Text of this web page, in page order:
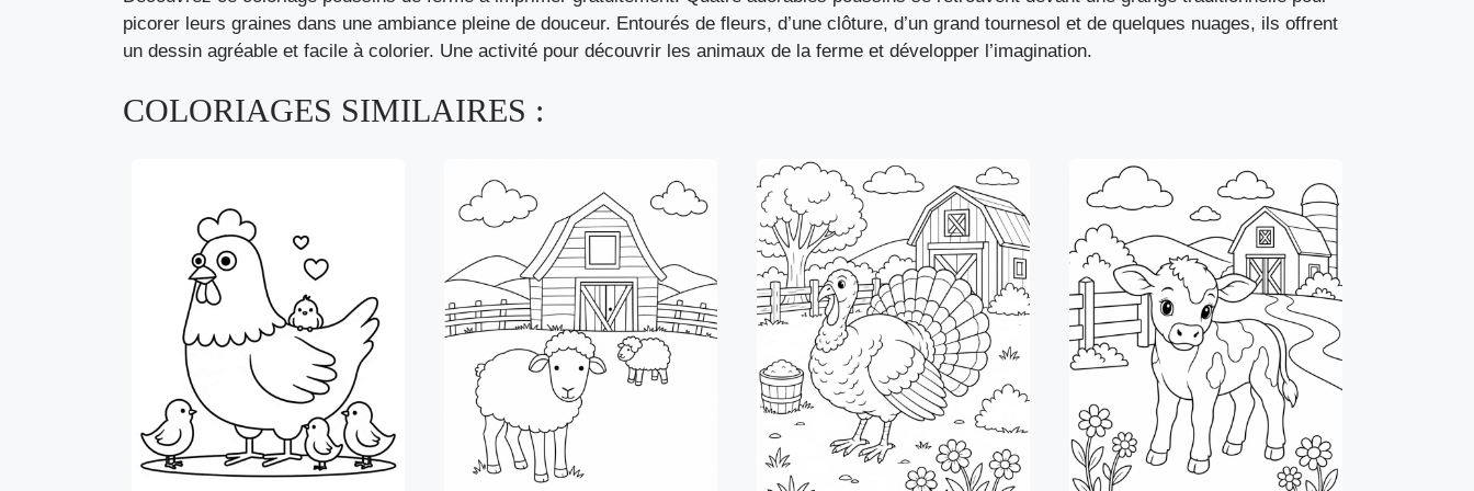
picorer leurs graines dans une ambiance pleine de douceur. Entourés de fleurs, d’une clôture, d’un grand tournesol et de quelques nuages, ils offrent
un dessin agréable et facile à colorier. Une activité pour découvrir les animaux de la ferme et développer l’imagination.
COLORIAGES SIMILAIRES :